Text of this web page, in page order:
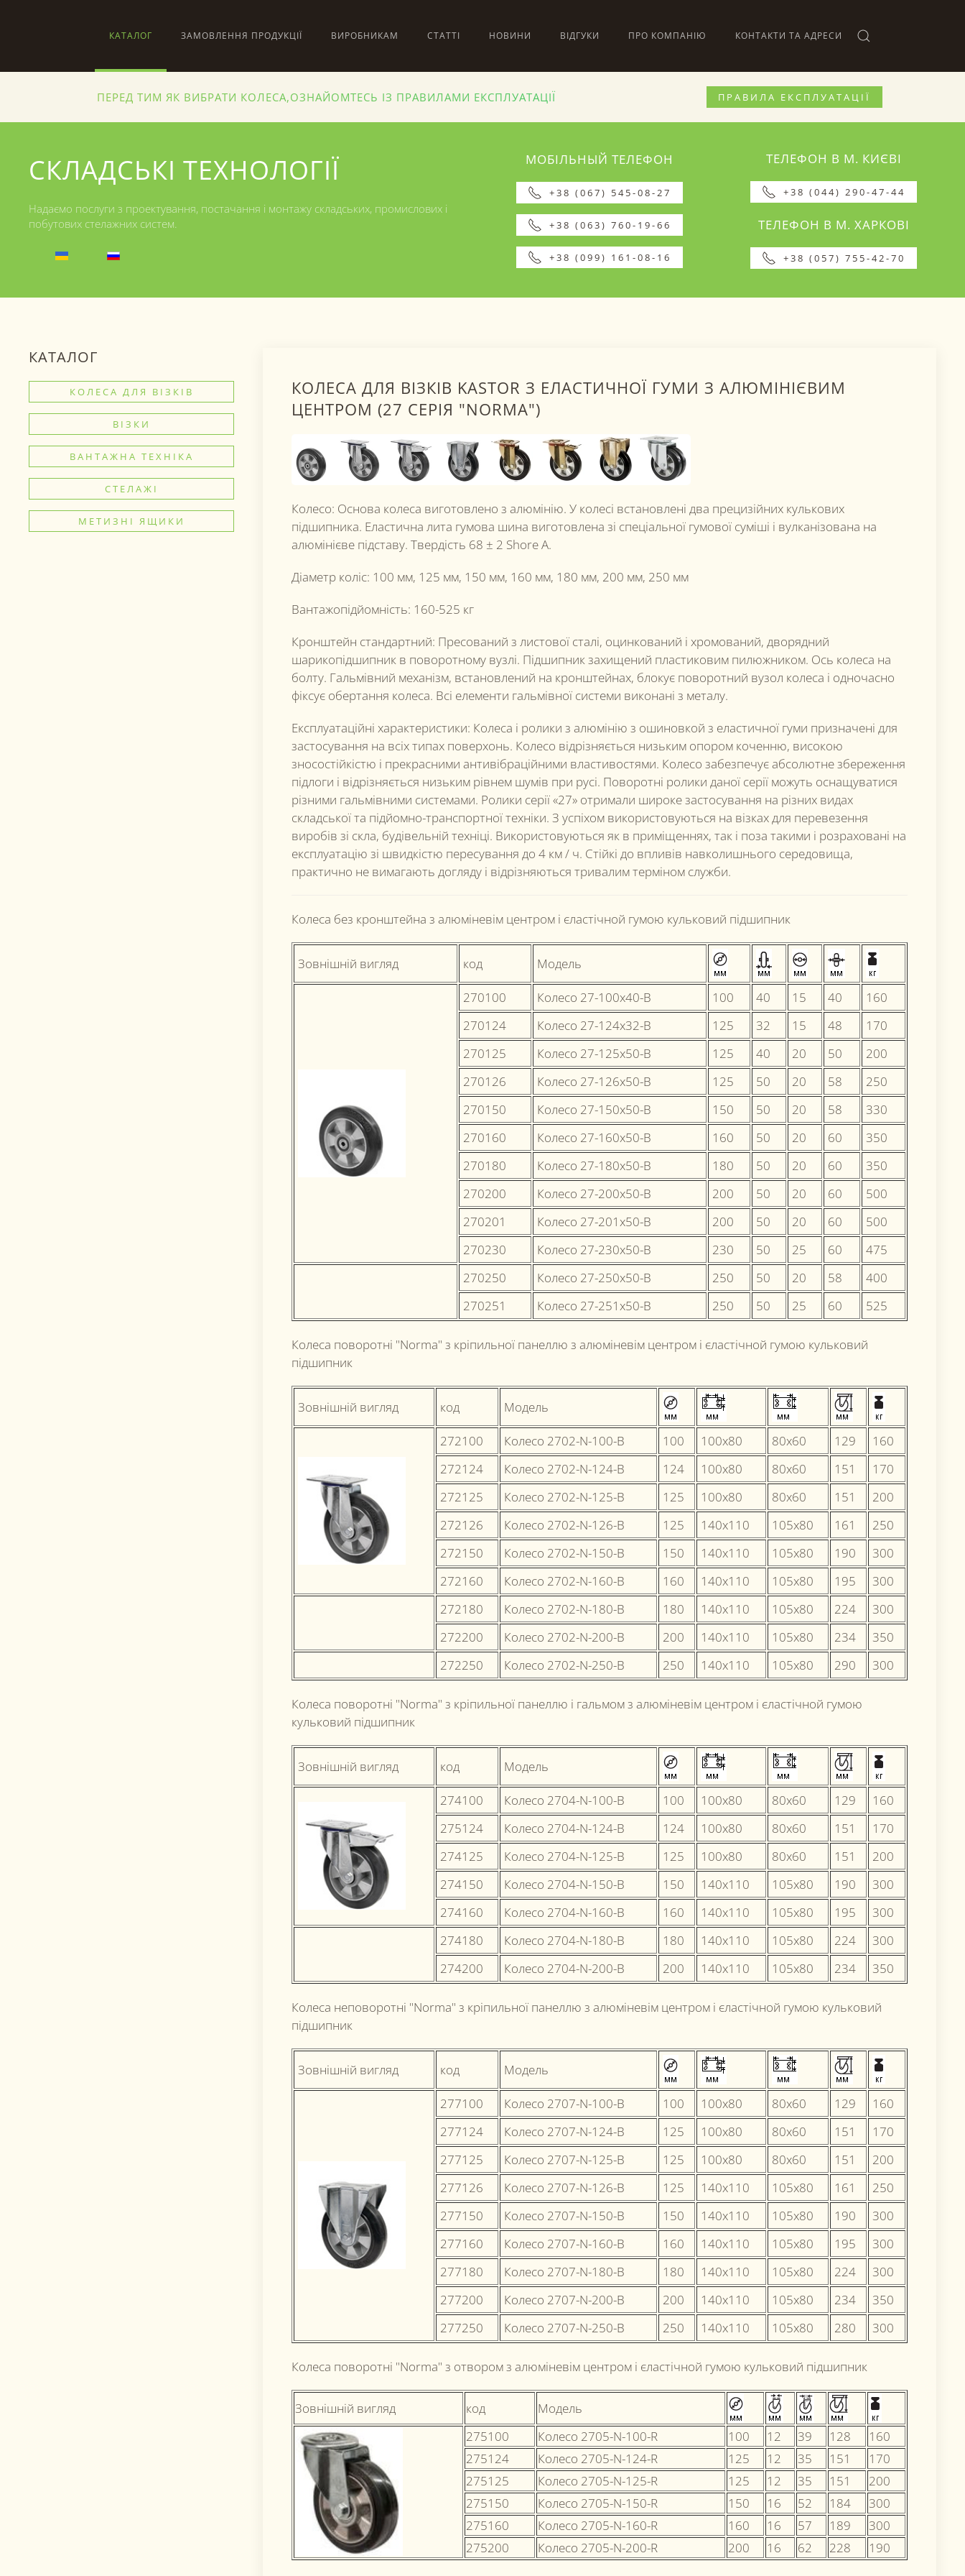
Skip to main content
КАТАЛОГ ЗАМОВЛЕННЯ ПРОДУКЦІЇ ВИРОБНИКАМ СТАТТІ НОВИНИ ВІДГУКИ ПРО КОМПАНІЮ КОНТАКТИ ТА АДРЕСИ
ПЕРЕД ТИМ ЯК ВИБРАТИ КОЛЕСА,ОЗНАЙОМТЕСЬ ІЗ ПРАВИЛАМИ ЕКСПЛУАТАЦІЇ ПРАВИЛА ЕКСПЛУАТАЦІЇ
СКЛАДСЬКІ ТЕХНОЛОГІЇ
Надаємо послуги з проектування, постачання і монтажу складських, промислових і
побутових стелажних систем.
МОБІЛЬНЫЙ ТЕЛЕФОН
+38 (067) 545-08-27
+38 (063) 760-19-66
+38 (099) 161-08-16
ТЕЛЕФОН В М. КИЄВІ
+38 (044) 290-47-44
ТЕЛЕФОН В М. ХАРКОВІ
+38 (057) 755-42-70
КАТАЛОГ
КОЛЕСА ДЛЯ ВІЗКІВ
ВІЗКИ
ВАНТАЖНА ТЕХНІКА
СТЕЛАЖІ
МЕТИЗНІ ЯЩИКИ
КОЛЕСА ДЛЯ ВІЗКІВ KASTOR З ЕЛАСТИЧНОЇ ГУМИ З АЛЮМІНІЄВИМ
ЦЕНТРОМ (27 СЕРІЯ "NORMA")
Колесо: Основа колеса виготовлено з алюмінію. У колесі встановлені два прецизійних кулькових
підшипника. Еластична лита гумова шина виготовлена ​​зі спеціальної гумової суміші і вулканізована на
алюмінієве підставу. Твердість 68 ± 2 Shore A.
Діаметр коліс: 100 мм, 125 мм, 150 мм, 160 мм, 180 мм, 200 мм, 250 мм
Вантажопідйомність: 160-525 кг
Кронштейн стандартний: Пресований з листової сталі, оцинкований і хромований, дворядний
шарикопідшипник в поворотному вузлі. Підшипник захищений пластиковим пилюжником. Ось колеса на
болту. Гальмівний механізм, встановлений на кронштейнах, блокує поворотний вузол колеса і одночасно
фіксує обертання колеса. Всі елементи гальмівної системи виконані з металу.
Експлуатаційні характеристики: Колеса і ролики з алюмінію з ошиновкой з еластичної гуми призначені для
застосування на всіх типах поверхонь. Колесо відрізняється низьким опором коченню, високою
зносостійкістю і прекрасними антивібраційними властивостями. Колесо забезпечує абсолютне збереження
підлоги і відрізняється низьким рівнем шумів при русі. Поворотні ролики даної серії можуть оснащуватися
різними гальмівними системами. Ролики серії «27» отримали широке застосування на різних видах
складської та підйомно-транспортної техніки. З успіхом використовуються на візках для перевезення
виробів зі скла, будівельній техніці. Використовуються як в приміщеннях, так і поза такими і розраховані на
експлуатацію зі швидкістю пересування до 4 км / ч. Стійкі до впливів навколишнього середовища,
практично не вимагають догляду і відрізняються тривалим терміном служби.
Колеса без кронштейна з алюміневім центром і єластічной гумою кульковий підшипник
Зовнішній вигляд код Модель
270100 Колесо 27-100х40-B 100 40 15 40
160
270124
Колесо 27-124х32-B 125 32 15 48
170
270125
Колесо 27-125х50-B 125 40 20 50
200
270126
Колесо 27-126х50-B 125 50 20 58
250
270150
Колесо 27-150х50-B 150 50 20 58
330
270160
Колесо 27-160х50-B 160 50 20 60
350
270180
Колесо 27-180х50-B 180 50 20 60
350
270200
Колесо 27-200х50-B 200 50 20 60
500
270201
Колесо 27-201х50-B 200 50 20 60
500
270230
Колесо 27-230х50-B 230 50 25 60
475
270250
Колесо 27-250х50-B 250 50 20 58
400
270251
Колесо 27-251х50-B 250 50 25 60 525
Колеса поворотні "Norma" з кріпильної панеллю з алюміневім центром і єластічной гумою кульковий
підшипник
Зовнішній вигляд код Модель
272100 Колесо 2702-N-100-B 100 100x80 80x60 129
160
272124
Колесо 2702-N-124-B 124 100x80 80x60 151
170
272125
Колесо 2702-N-125-B 125 100x80 80x60 151
200
272126
Колесо 2702-N-126-B 125 140х110 105x80 161
250
272150
Колесо 2702-N-150-B 150 140х110 105x80 190
300
272160
Колесо 2702-N-160-B 160 140х110 105x80 195
300
272180
Колесо 2702-N-180-B 180 140х110 105x80 224
300
272200
Колесо 2702-N-200-B 200 140х110 105x80 234
350
272250
Колесо 2702-N-250-B 250 140х110 105x80 290 300
Колеса поворотні "Norma" з кріпильної панеллю і гальмом з алюміневім центром і єластічной гумою
кульковий підшипник
Зовнішній вигляд код Модель
274100 Колесо 2704-N-100-B 100 100x80 80x60 129
160
275124
Колесо 2704-N-124-B 124 100x80 80x60 151
170
274125
Колесо 2704-N-125-B 125 100x80 80x60 151
200
274150
Колесо 2704-N-150-B 150 140х110 105x80 190
300
274160
Колесо 2704-N-160-B 160 140х110 105x80 195
300
274180
Колесо 2704-N-180-B 180 140х110 105x80 224
300
274200
Колесо 2704-N-200-B 200 140х110 105x80 234 350
Колеса неповоротні "Norma" з кріпильної панеллю з алюміневім центром і єластічной гумою кульковий
підшипник
Зовнішній вигляд код Модель
277100 Колесо 2707-N-100-B 100 100x80 80x60 129
160
277124
Колесо 2707-N-124-B 125 100x80 80x60 151
170
277125
Колесо 2707-N-125-B 125 100x80 80x60 151
200
277126
Колесо 2707-N-126-B 125 140х110 105x80 161
250
277150
Колесо 2707-N-150-B 150 140х110 105x80 190
300
277160
Колесо 2707-N-160-B 160 140х110 105x80 195
300
277180
Колесо 2707-N-180-B 180 140х110 105x80 224
300
277200
Колесо 2707-N-200-B 200 140х110 105x80 234
350
277250
Колесо 2707-N-250-B 250 140х110 105x80 280 300
Колеса поворотні "Norma" з отвором з алюміневім центром і єластічной гумою кульковий підшипник
Зовнішній вигляд код
Модель
275100
Колесо 2705-N-100-R 100 12 39 128
160
275124
Колесо 2705-N-124-R 125 12 35 151
170
275125
Колесо 2705-N-125-R 125 12 35 151
200
275150
Колесо 2705-N-150-R 150 16 52 184
300
275160
Колесо 2705-N-160-R 160 16 57 189
300
275200
Колесо 2705-N-200-R 200 16 62 228 190